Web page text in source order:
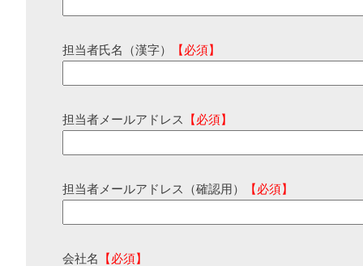
担当者氏名（漢字） 【必須】
担当者メールアドレス 【必須】
担当者メールアドレス（確認用） 【必須】
会社名 【必須】